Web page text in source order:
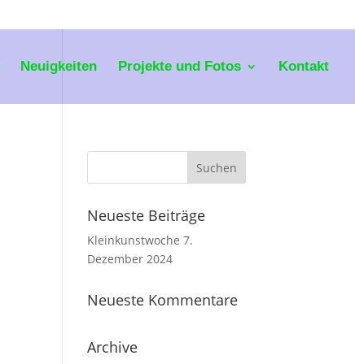
Neuigkeiten Projekte und Fotos Kontakt
Neueste Beiträge
Kleinkunstwoche 7.
Dezember 2024
Neueste Kommentare
Archive